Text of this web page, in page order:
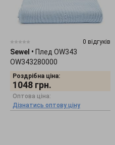
0 відгуків
Sewel • Плед OW343
OW343280000
Роздрібна ціна:
1048 грн.
Оптова ціна:
Дізнатись оптову ціну